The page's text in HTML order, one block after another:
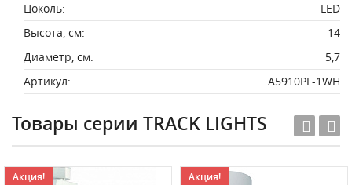
Цоколь:
LED
Высота, см:
14
Диаметр, см:
5,7
Артикул:
A5910PL-1WH
Товары серии TRACK LIGHTS
Акция! Акция!